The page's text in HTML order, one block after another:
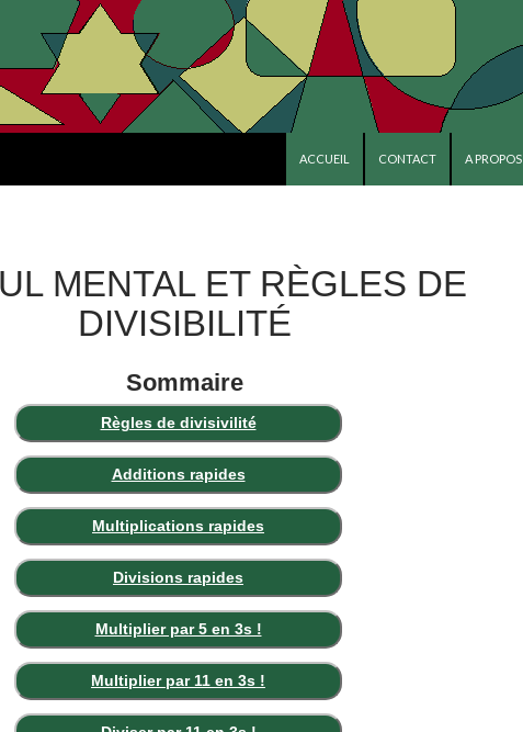
ACCUEIL
CONTACT A PROPOS
MENTAL ET RÈGLES DE
DIVISIBILITÉ
Sommaire
Règles de divisivilité
Additions rapides
Multiplications rapides
Divisions rapides
Multiplier par 5 en 3s !
Multiplier par 11 en 3s !